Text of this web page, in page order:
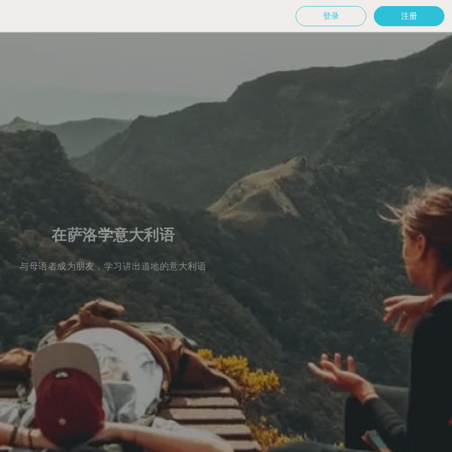
登录 注册
在萨洛学意大利语
与母语者成为朋友，学习讲出道地的意大利语